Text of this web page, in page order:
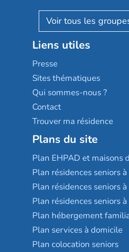
Reseda
Stella management
Les villages d'or
Sérénys
Résidences services
Résidalya
Groupe aplus
AGE D'OR Services
Liens utiles
Presse
Sites thématiques
Qui sommes-nous ?
Contact
Trouver ma résidence
Plans du site
Plan EHPAD et maisons
Plan résidences seniors
Plan résidences seniors
Plan résidences seniors
Plan hébergement
Plan services à domicile
Plan colocation seniors